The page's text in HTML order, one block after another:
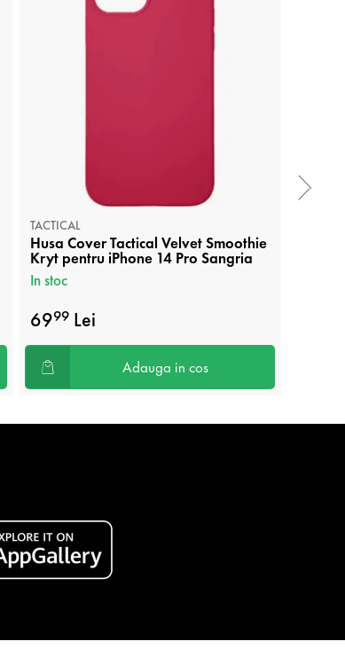
TACTICAL
Husa Cover Tactical Velvet Smoothie
Kryt pentru iPhone 14 Pro Sangria
In stoc
6999 Lei
Adauga in cos